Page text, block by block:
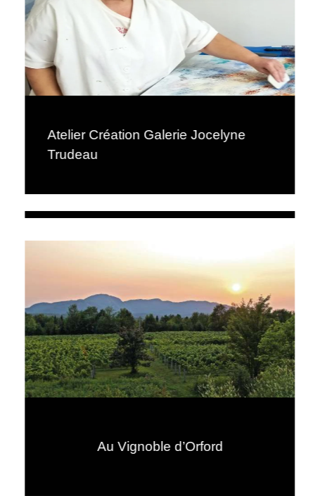
Atelier Création Galerie Jocelyne
Trudeau
Au Vignoble d’Orford